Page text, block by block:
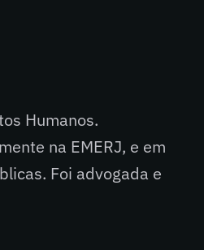
Humanos.
na EMERJ, e em
Foi advogada e